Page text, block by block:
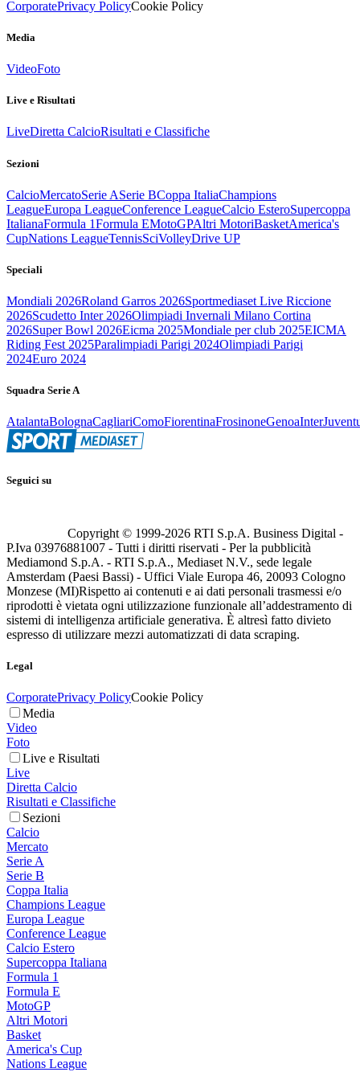
CorporatePrivacy PolicyCookie Policy
Media
VideoFoto
Live e Risultati
LiveDiretta CalcioRisultati e Classifiche
Sezioni
CalcioMercatoSerie ASerie BCoppa ItaliaChampions
LeagueEuropa LeagueConference LeagueCalcio EsteroSupercoppa
ItalianaFormula 1Formula EMotoGPAltri MotoriBasketAmerica's
CupNations LeagueTennisSciVolleyDrive UP
Speciali
Mondiali 2026Roland Garros 2026Sportmediaset Live Riccione
2026Scudetto Inter 2026Olimpiadi Invernali Milano Cortina
2026Super Bowl 2026Eicma 2025Mondiale per club 2025EICMA
Riding Fest 2025Paralimpiadi Parigi 2024Olimpiadi Parigi
2024Euro 2024
Squadra Serie A
AtalantaBolognaCagliariComoFiorentinaFrosinoneGenoaInter
Seguici su
Copyright © 1999-2026 RTI S.p.A. Business Digital -
P.Iva 03976881007 - Tutti i diritti riservati - Per la pubblicità
Mediamond S.p.A. - RTI S.p.A., Mediaset N.V., sede legale
Amsterdam (Paesi Bassi) - Uffici Viale Europa 46, 20093 Cologno
Monzese (MI)Rispetto ai contenuti e ai dati personali trasmessi e/o
riprodotti è vietata ogni utilizzazione funzionale all’addestramento di
sistemi di intelligenza artificiale generativa. È altresì fatto divieto
espresso di utilizzare mezzi automatizzati di data scraping.
Legal
CorporatePrivacy PolicyCookie Policy
Media
Video
Foto
Live e Risultati
Live
Diretta Calcio
Risultati e Classifiche
Sezioni
Calcio
Mercato
Serie A
Serie B
Coppa Italia
Champions League
Europa League
Conference League
Calcio Estero
Supercoppa Italiana
Formula 1
Formula E
MotoGP
Altri Motori
Basket
America's Cup
Nations League